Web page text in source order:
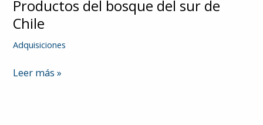
Productos del bosque del sur de
Chile
Adquisiciones
Productos
Leer más »